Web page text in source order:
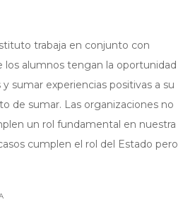
trabaja en conjunto con
los alumnos tengan la oportunidad
sumar experiencias positivas a su
de sumar. Las organizaciones no
un rol fundamental en nuestra
cumplen el rol del Estado pero